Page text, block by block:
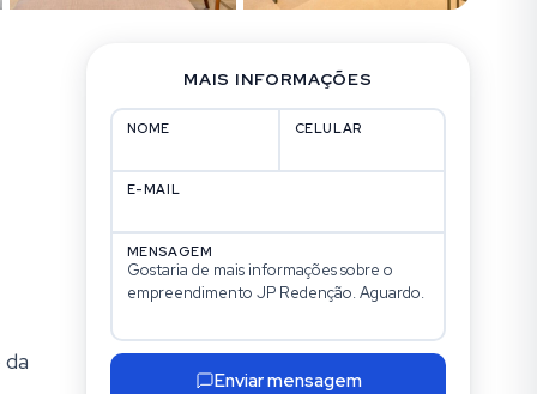
MAIS INFORMAÇÕES
NOME CELULAR
E-MAIL
MENSAGEM
Enviar mensagem